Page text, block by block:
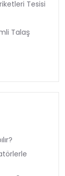
Tesisi
Talaş